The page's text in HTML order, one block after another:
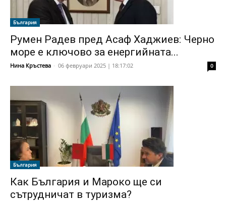
България
Румен Радев пред Асаф Хаджиев: Черно
море е ключово за енергийната...
Нина Кръстева - 06 февруари 2025 | 18:17:02 0
България
Как България и Мароко ще си
сътрудничат в туризма?